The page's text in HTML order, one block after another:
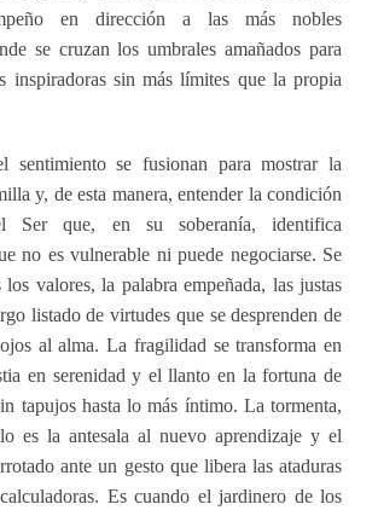
en dirección a las más nobles
se cruzan los umbrales amañados para
inspiradoras sin más límites que la propia
sentimiento se fusionan para mostrar la
y, de esta manera, entender la condición
Ser que, en su soberanía, identifica
no es vulnerable ni puede negociarse. Se
los valores, la palabra empeñada, las justas
listado de virtudes que se desprenden de
al alma. La fragilidad se transforma en
en serenidad y el llanto en la fortuna de
tapujos hasta lo más íntimo. La tormenta,
es la antesala al nuevo aprendizaje y el
ante un gesto que libera las ataduras
Es cuando el jardinero de los